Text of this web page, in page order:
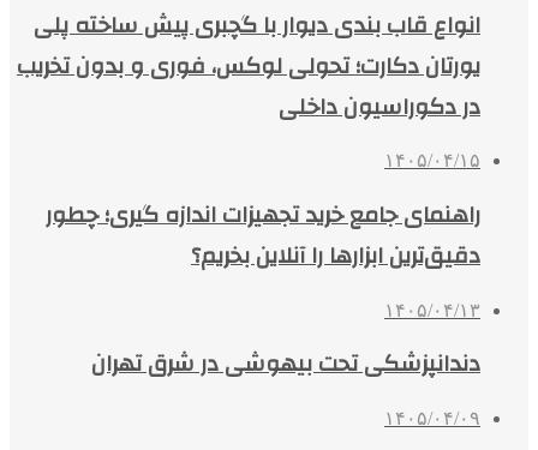
انواع قاب بندی دیوار با گچبری پیش ساخته پلی
یورتان دکارت؛ تحولی لوکس، فوری و بدون تخریب
در دکوراسیون داخلی
۱۴۰۵/۰۴/۱۵
راهنمای جامع خرید تجهیزات اندازه گیری؛ چطور
دقیق‌ترین ابزارها را آنلاین بخریم؟
۱۴۰۵/۰۴/۱۳
دندانپزشکی تحت بیهوشی در شرق تهران
۱۴۰۵/۰۴/۰۹